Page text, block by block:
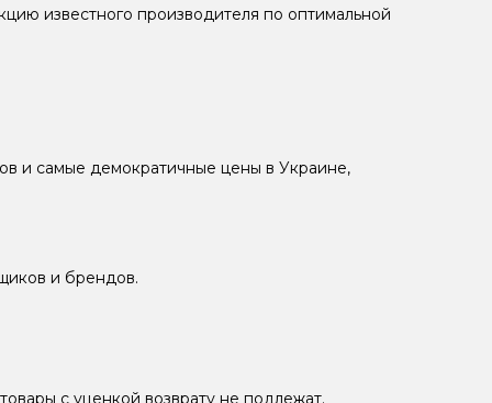
известного производителя по оптимальной
и самые демократичные цены в Украине,
и брендов.
с уценкой возврату не подлежат.